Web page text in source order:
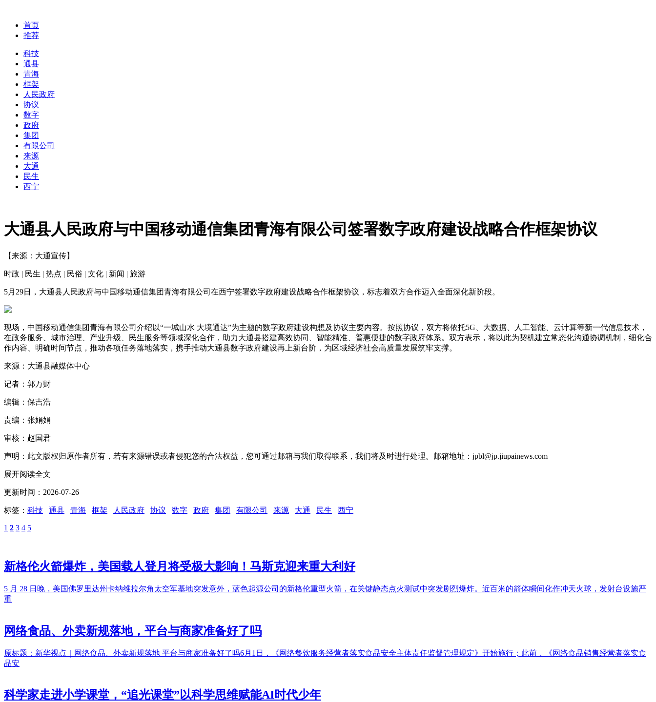
首页
推荐
科技
通县
青海
框架
人民政府
协议
数字
政府
集团
有限公司
来源
大通
民生
西宁
大通县人民政府与中国移动通信集团青海有限公司签署数字政府建设战略合作框架协议
【来源：大通宣传】
时政 | 民生 | 热点 | 民俗 | 文化 | 新闻 | 旅游
5月29日，大通县人民政府与中国移动通信集团青海有限公司在西宁签署数字政府建设战略合作框架协议，标志着双方合作迈入全面深化新阶段。
现场，中国移动通信集团青海有限公司介绍以“一城山水 大境通达”为主题的数字政府建设构想及协议主要内容。按照协议，双方将依托5G、大数据、人工智能、云计算等新一代信息技术，
在政务服务、城市治理、产业升级、民生服务等领域深化合作，助力大通县搭建高效协同、智能精准、普惠便捷的数字政府体系。双方表示，将以此为契机建立常态化沟通协调机制，细化合
作内容、明确时间节点，推动各项任务落地落实，携手推动大通县数字政府建设再上新台阶，为区域经济社会高质量发展筑牢支撑。
来源：大通县融媒体中心
记者：郭万财
编辑：保吉浩
责编：张娟娟
审核：赵国君
声明：此文版权归原作者所有，若有来源错误或者侵犯您的合法权益，您可通过邮箱与我们取得联系，我们将及时进行处理。邮箱地址：jpbl@jp.jiupainews.com
展开阅读全文
更新时间：2026-07-26
标签： 科技 通县 青海 框架 人民政府 协议 数字 政府 集团 有限公司 来源 大通 民生 西宁
1 2 3 4 5
新格伦火箭爆炸，美国载人登月将受极大影响！马斯克迎来重大利好
5 月 28 日晚，美国佛罗里达州卡纳维拉尔角太空军基地突发意外，蓝色起源公司的新格伦重型火箭，在关键静态点火测试中突发剧烈爆炸。近百米的箭体瞬间化作冲天火球，发射台设施严
重
网络食品、外卖新规落地，平台与商家准备好了吗
原标题：新华视点｜网络食品、外卖新规落地 平台与商家准备好了吗6月1日，《网络餐饮服务经营者落实食品安全主体责任监督管理规定》开始施行；此前，《网络食品销售经营者落实食
品安
科学家走进小学课堂，“追光课堂”以科学思维赋能AI时代少年